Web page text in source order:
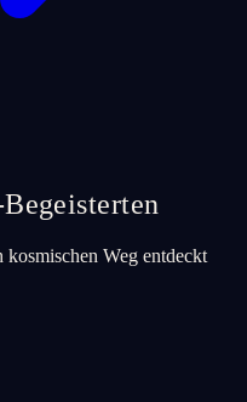
kosmischen Weg entdeckt